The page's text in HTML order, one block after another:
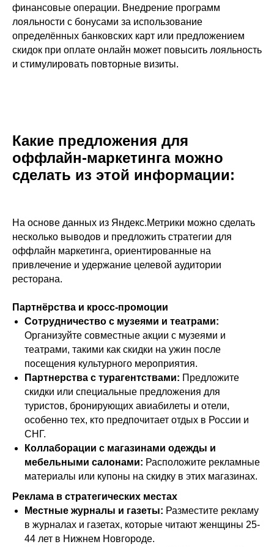
финансовые операции. Внедрение программ
лояльности с бонусами за использование
определённых банковских карт или предложением
скидок при оплате онлайн может повысить лояльность
и стимулировать повторные визиты.
Какие предложения для
оффлайн-маркетинга можно
сделать из этой информации:
На основе данных из Яндекс.Метрики можно сделать
несколько выводов и предложить стратегии для
оффлайн маркетинга, ориентированные на
привлечение и удержание целевой аудитории
ресторана.
Партнёрства и кросс-промоции
Сотрудничество с музеями и театрами:
Организуйте совместные акции с музеями и
театрами, такими как скидки на ужин после
посещения культурного мероприятия.
Партнерства с турагентствами: Предложите
скидки или специальные предложения для
туристов, бронирующих авиабилеты и отели,
особенно тех, кто предпочитает отдых в России и
СНГ.
Коллаборации с магазинами одежды и
мебельными салонами: Расположите рекламные
материалы или купоны на скидку в этих магазинах.
Реклама в стратегических местах
Местные журналы и газеты: Разместите рекламу
в журналах и газетах, которые читают женщины 25-
44 лет в Нижнем Новгороде.